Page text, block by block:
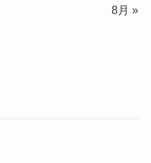
8月 »